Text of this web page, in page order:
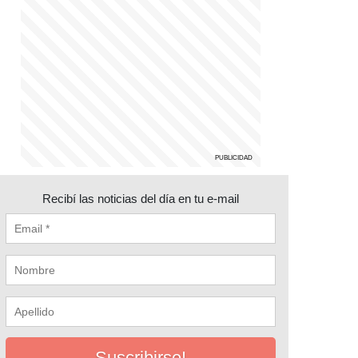
Recibí las noticias del día en tu e-mail